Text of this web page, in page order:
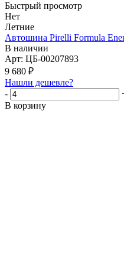
Быстрый просмотр
Нет
Летние
Автошина Pirelli Formula
В наличии
Арт: ЦБ-00207893
9 680 ₽
Нашли дешевле?
-
В корзину